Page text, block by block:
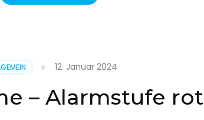
12. Januar 2024
– Alarmstufe rot